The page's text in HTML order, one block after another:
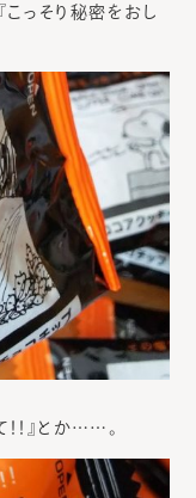
っそり秘密をおし
！』とか……。